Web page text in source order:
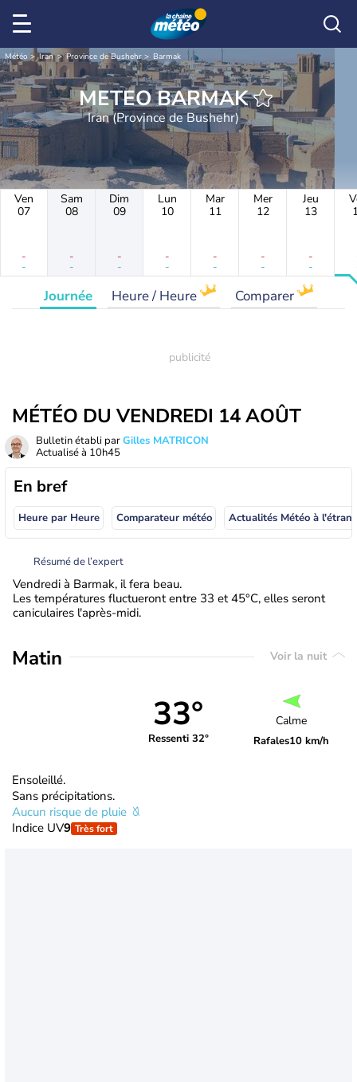
Météo Iran Province de Bushehr Barmak
METEO BARMAK
Iran (Province de Bushehr)
Ven
07
-
-
Sam
08
-
-
Dim
09
-
-
Lun
10
-
-
Mar
11
-
-
Mer
12
-
-
Jeu
13
-
-
Journée Heure / Heure Comparer
MÉTÉO DU VENDREDI 14 AOÛT
Bulletin établi parGilles MATRICON
Actualisé à 10h45
En bref
Heure par Heure Comparateur météo
Résumé de l’expert
Vendredi à Barmak, il fera beau.
Les températures fluctueront entre 33 et 45°C, elles seront
caniculaires l'après-midi.
Matin Voir la nuit
33°
Ressenti 32°
Calme
Rafales10 km/h
Ensoleillé.
Sans précipitations.
Aucun risque de pluie
Indice UV9 Très fort